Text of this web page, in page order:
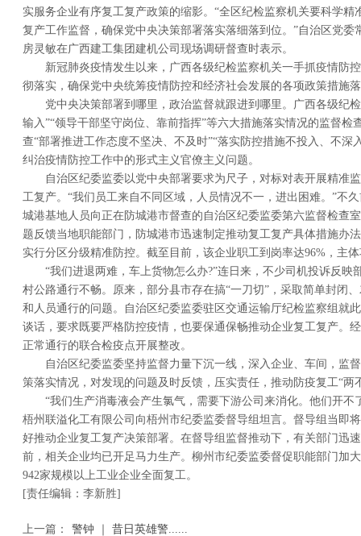
实服务企业有序复工复产政策的缩影。“全区纪检监察机关要科学精
复产工作监督，确保党中央决策部署落实落细落到位。”自治区党委
房灵敏在广西建工集团建机公司现场调研督查时表示。
新冠肺炎疫情发生以来，广西各级纪检监察机关一手抓疫情防
彻落实，确保党中央统筹疫情防控和经济社会发展的各项政策措施
党中央决策部署到哪里，政治监督就跟进到哪里。广西各级纪
输入”“领导干部坚守岗位、靠前指挥”等六大措施落实情况的监督检
查“部署推进工作态度不坚决、不及时”“落实防控措施不投入、不深
纠治疫情防控工作中的形式主义官僚主义问题。
自治区纪委监委以党中央部署要求为尺子，对标对表开展精准
工复产。“我们员工来自不同区域，人员情况不一，进出困难。”不
城港基地人员向正在防城港市督查的自治区纪委监委第六监督检查
题反馈当地职能部门，防城港市迅速制定推动复工复产具体措施办
实行分区分级精准防控。截至目前，该企业职工到岗率达96%，主
“我们进退两难，车上货物怎么办?”连日来，不少司机投诉反映
村公路通行不畅。原来，部分县市存在搞“一刀切”，采取简单封闭
和人员通行的问题。自治区纪委监委驻区交通运输厅纪检监察组就
谈话，要求既要严格防控疫情，也要保通保畅推动企业复工复产。
正常通行的联合检疫点开展整改。
自治区纪委监委坚持监督力量下沉一线，深入企业、车间，监
策落实情况，对发现的问题及时反馈，压实责任，推动防疫复工“两
“我们生产消毒液会产生氯气，需要下游公司来消化。他们开不
梧州联溢化工有限公司向梧州市纪委监委督导组坦言。督导组当即
好推动企业复工复产决策部署。在督导组监督推动下，有关部门迅
前，相关企业均已开足马力生产。柳州市纪委监委督促职能部门加
942家规模以上工业企业全面复工。
[责任编辑：李新胜]
上一篇：
警钟 ｜ 昔日英雄警......